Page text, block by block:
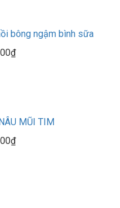
bông ngậm bình sữa
MŨI TIM